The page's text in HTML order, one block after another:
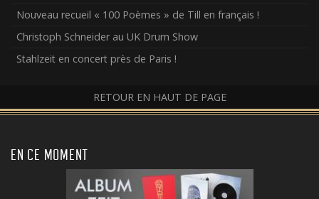
Nouveau recueil « 100 Poèmes » de Till en français !
Christoph Schneider au UK Drum Show
Stahlzeit en concert près de Paris !
RETOUR EN HAUT DE PAGE
EN CE MOMENT